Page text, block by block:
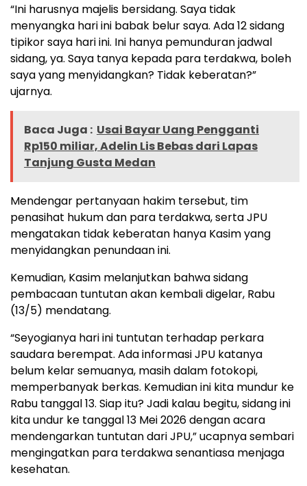
“Ini harusnya majelis bersidang. Saya tidak
menyangka hari ini babak belur saya. Ada 12 sidang
tipikor saya hari ini. Ini hanya pemunduran jadwal
sidang, ya. Saya tanya kepada para terdakwa, boleh
saya yang menyidangkan? Tidak keberatan?”
ujarnya.
Baca Juga : Usai Bayar Uang Pengganti
Rp150 miliar, Adelin Lis Bebas dari Lapas
Tanjung Gusta Medan
Mendengar pertanyaan hakim tersebut, tim
penasihat hukum dan para terdakwa, serta JPU
mengatakan tidak keberatan hanya Kasim yang
menyidangkan penundaan ini.
Kemudian, Kasim melanjutkan bahwa sidang
pembacaan tuntutan akan kembali digelar, Rabu
(13/5) mendatang.
“Seyogianya hari ini tuntutan terhadap perkara
saudara berempat. Ada informasi JPU katanya
belum kelar semuanya, masih dalam fotokopi,
memperbanyak berkas. Kemudian ini kita mundur ke
Rabu tanggal 13. Siap itu? Jadi kalau begitu, sidang ini
kita undur ke tanggal 13 Mei 2026 dengan acara
mendengarkan tuntutan dari JPU,” ucapnya sembari
mengingatkan para terdakwa senantiasa menjaga
kesehatan.